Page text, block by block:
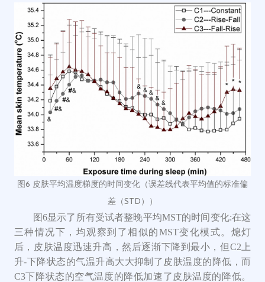
图6 皮肤平均温度梯度的时间变化（误差线代表平均值的标准偏
差（STD））
图6显示了所有受试者整晚平均MST的时间变化:在这
三种情况下，均观察到了相似的MST变化模式。熄灯
后，皮肤温度迅速升高，然后逐渐下降到最小，但C2上
升-下降状态的气温升高大大抑制了皮肤温度的降低，而
C3下降状态的空气温度的降低加速了皮肤温度的降低。